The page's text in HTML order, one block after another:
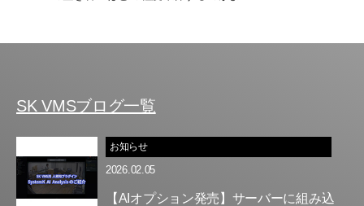
SK VMSブログ一覧
お知らせ
2026.02.05
【AIオプション発売】サーバーに組み込